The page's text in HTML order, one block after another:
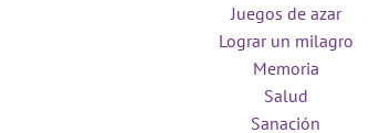
Juegos de azar
Lograr un milagro
Memoria
Salud
Sanación